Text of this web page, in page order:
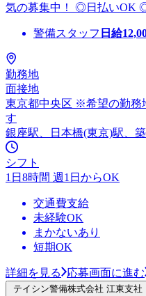
気の募集中！ ◎日払いOK
警備スタッフ 日給
勤務地
面接地
東京都中央区 ※希望の勤務
す
銀座駅、日本橋(東京)駅、
シフト
1日8時間 週1日からOK
交通費支給
未経験OK
まかないあり
短期OK
詳細を見る 応募画面に進む
テイシン警備株式会社 江東支